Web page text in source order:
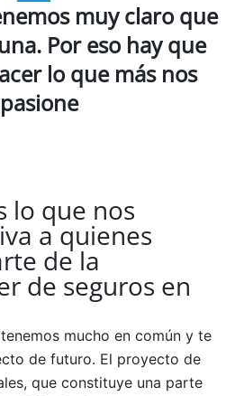
muy claro que
Por eso hay que
lo que más nos
lo que nos
a quienes
de la
de seguros en
mucho en común y te
de futuro. El proyecto de
que constituye una parte